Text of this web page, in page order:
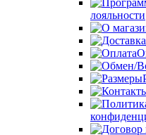
лояльности